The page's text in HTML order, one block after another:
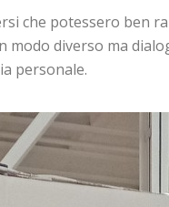
che potessero ben
modo diverso ma
personale.